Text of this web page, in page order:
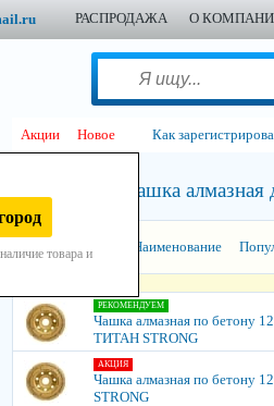
РАСПРОДАЖА О
товара и
Акции Новое Как
Чашка
Наименование
РЕКОМЕНДУЕМ
Чашка алмазная по бетону
ТИТАН STRONG
АКЦИЯ
Чашка алмазная по бетону
STRONG